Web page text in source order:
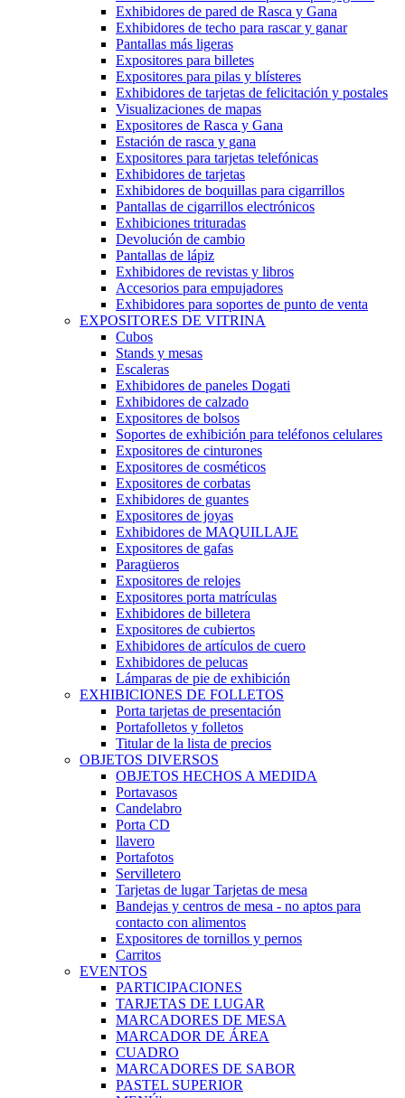
Exhibidores de pared de Rasca y Gana
Exhibidores de techo para rascar y ganar
Pantallas más ligeras
Expositores para billetes
Expositores para pilas y blísteres
Exhibidores de tarjetas de felicitación y postales
Visualizaciones de mapas
Expositores de Rasca y Gana
Estación de rasca y gana
Expositores para tarjetas telefónicas
Exhibidores de tarjetas
Exhibidores de boquillas para cigarrillos
Pantallas de cigarrillos electrónicos
Exhibiciones trituradas
Devolución de cambio
Pantallas de lápiz
Exhibidores de revistas y libros
Accesorios para empujadores
Exhibidores para soportes de punto de venta
EXPOSITORES DE VITRINA
Cubos
Stands y mesas
Escaleras
Exhibidores de paneles Dogati
Exhibidores de calzado
Expositores de bolsos
Soportes de exhibición para teléfonos celulares
Expositores de cinturones
Expositores de cosméticos
Expositores de corbatas
Exhibidores de guantes
Expositores de joyas
Exhibidores de MAQUILLAJE
Expositores de gafas
Paragüeros
Expositores de relojes
Expositores porta matrículas
Exhibidores de billetera
Expositores de cubiertos
Exhibidores de artículos de cuero
Exhibidores de pelucas
Lámparas de pie de exhibición
EXHIBICIONES DE FOLLETOS
Porta tarjetas de presentación
Portafolletos y folletos
Titular de la lista de precios
OBJETOS DIVERSOS
OBJETOS HECHOS A MEDIDA
Portavasos
Candelabro
Porta CD
llavero
Portafotos
Servilletero
Tarjetas de lugar Tarjetas de mesa
Bandejas y centros de mesa - no aptos para
contacto con alimentos
Expositores de tornillos y pernos
Carritos
EVENTOS
PARTICIPACIONES
TARJETAS DE LUGAR
MARCADORES DE MESA
MARCADOR DE ÁREA
CUADRO
MARCADORES DE SABOR
PASTEL SUPERIOR